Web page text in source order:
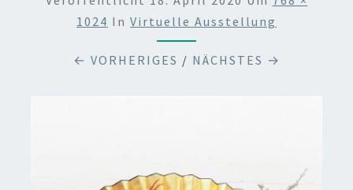
1024 In Virtuelle Ausstellung
← VORHERIGES / NÄCHSTES →